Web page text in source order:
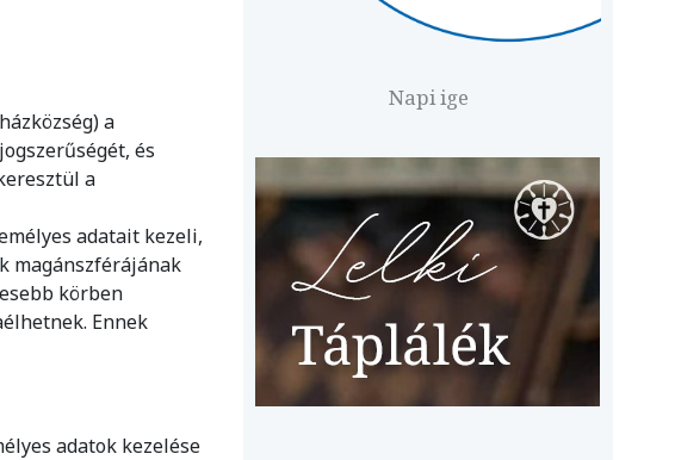
a
és
a
adatait kezeli,
magánszférájának
körben
Ennek
adatok kezelése
Napi ige